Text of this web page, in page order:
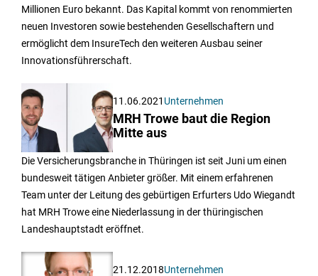
Millionen Euro bekannt. Das Kapital kommt von renommierten
neuen Investoren sowie bestehenden Gesellschaftern und
ermöglicht dem InsureTech den weiteren Ausbau seiner
Innovationsführerschaft.
11.06.2021 Unternehmen
MRH Trowe baut die Region
Mitte aus
Die Versicherungsbranche in Thüringen ist seit Juni um einen
bundesweit tätigen Anbieter größer. Mit einem erfahrenen
Team unter der Leitung des gebürtigen Erfurters Udo Wiegandt
hat MRH Trowe eine Niederlassung in der thüringischen
Landeshauptstadt eröffnet.
21.12.2018Unternehmen